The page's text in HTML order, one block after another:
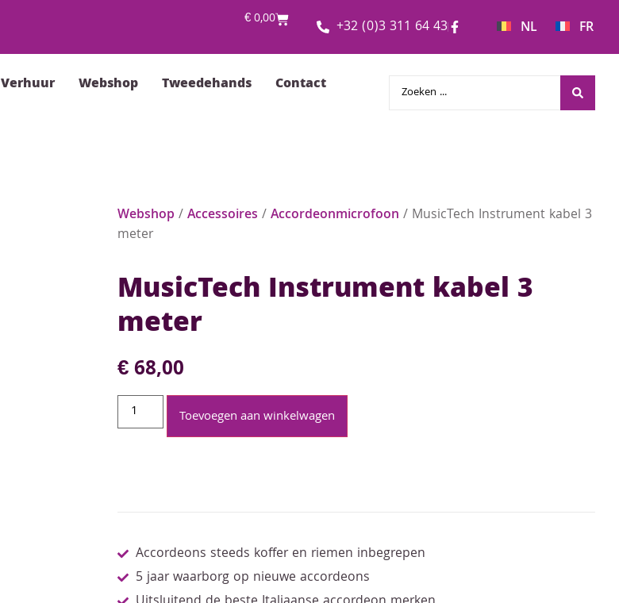
€0,00 +32 (0)3 311 64 43 NL FR
Verhuur Webshop Tweedehands Contact
Webshop /Accessoires /Accordeonmicrofoon / MusicTech Instrument kabel 3
meter
MusicTech Instrument kabel 3
meter
€68,00
Toevoegen aan winkelwagen
Accordeons steeds koffer en riemen inbegrepen
5 jaar waarborg op nieuwe accordeons